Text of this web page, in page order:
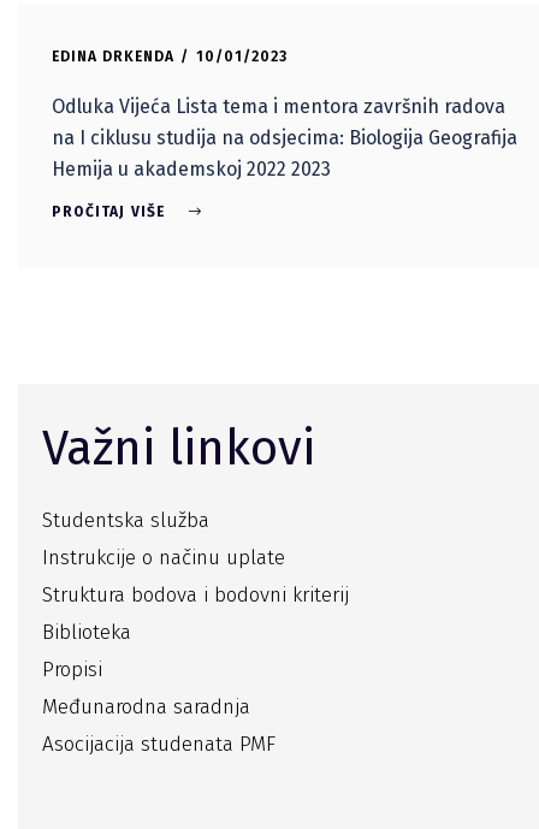
EDINA DRKENDA 10/01/2023
Odluka Vijeća Lista tema i mentora završnih radova
na I ciklusu studija na odsjecima: Biologija Geografija
Hemija u akademskoj 2022 2023
PROČITAJ VIŠE
Važni linkovi
Studentska služba
Instrukcije o načinu uplate
Struktura bodova i bodovni kriterij
Biblioteka
Propisi
Međunarodna saradnja
Asocijacija studenata PMF